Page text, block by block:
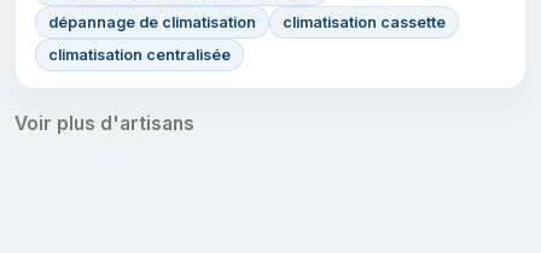
dépannage de climatisation
climatisation cassette
climatisation centralisée
Voir plus d'artisans